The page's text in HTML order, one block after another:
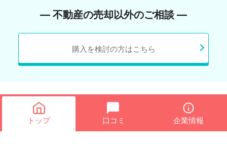
― 不動産の売却以外のご相談 ―
購入を検討の方はこちら
トップ 口コミ 企業情報